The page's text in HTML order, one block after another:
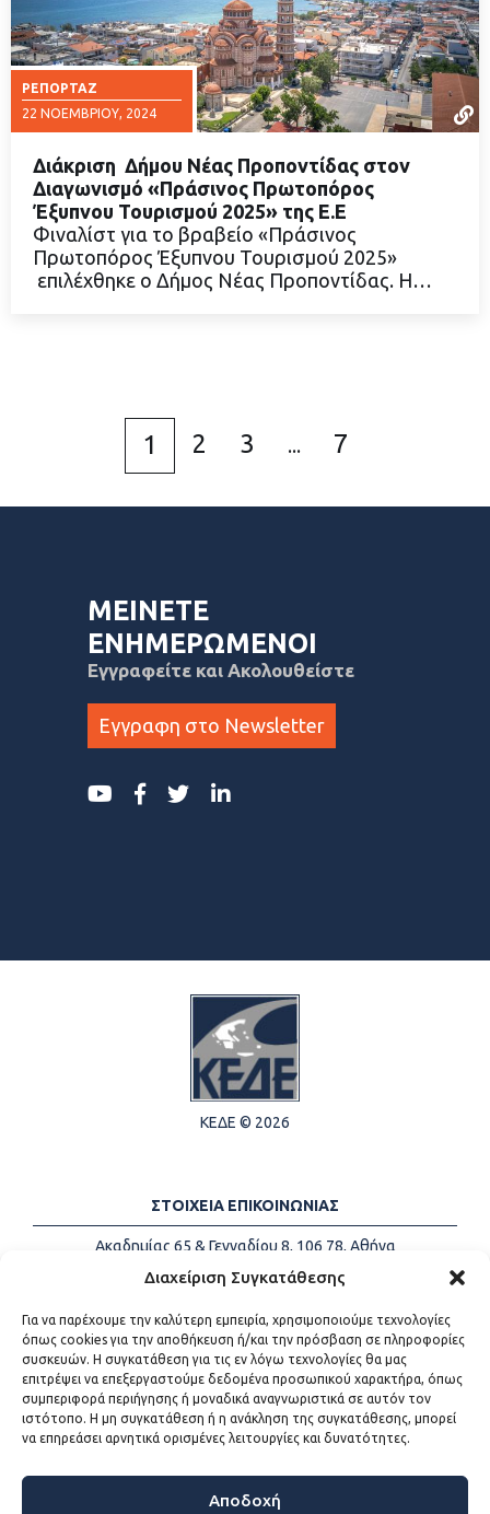
Διαχείριση Συγκατάθεσης
Για να παρέχουμε την καλύτερη εμπειρία, χρησιμοποιούμε τεχνολογίες
όπως cookies για την αποθήκευση ή/και την πρόσβαση σε πληροφορίες
συσκευών. Η συγκατάθεση για τις εν λόγω τεχνολογίες θα μας
επιτρέψει να επεξεργαστούμε δεδομένα προσωπικού χαρακτήρα, όπως
συμπεριφορά περιήγησης ή μοναδικά αναγνωριστικά σε αυτόν τον
ιστότοπο. Η μη συγκατάθεση ή η ανάκληση της συγκατάθεσης, μπορεί
να επηρεάσει αρνητικά ορισμένες λειτουργίες και δυνατότητες.
Αποδοχή
ΡΕΠΟΡΤΆΖ
22 ΝΟΕΜΒΡΊΟΥ, 2024
ΔΙΑΒΑΣΤΕ ΠΕΡΙΣΣΟΤΕΡΑ
Διάκριση Δήμου Νέας Προποντίδας στον
Διαγωνισμό «Πράσινος Πρωτοπόρος
Έξυπνου Τουρισμού 2025» της Ε.Ε
Φιναλίστ για το βραβείο «Πράσινος
Πρωτοπόρος Έξυπνου Τουρισμού 2025»
επιλέχθηκε ο Δήμος Νέας Προποντίδας. Η…
1 2 3 ... 7
ΜΕΙΝΕΤΕ
ΕΝΗΜΕΡΩΜΕΝΟΙ
Εγγραφείτε και Ακολουθείστε
Εγγραφη στο Newsletter
ΚΕΔΕ © 2026
ΣΤΟΙΧΕΙΑ ΕΠΙΚΟΙΝΩΝΙΑΣ
Ακαδημίας 65 & Γενναδίου 8, 106 78, Αθήνα
Τηλέφωνα:
+30 213-2147500
Email:
info@kede.gr
ΧΡΗΣΙΜΟΙ ΣΥΝΔΕΣΜΟΙ
Η ΚΕΔΕ
Sitemap
Προσβασιμότητα